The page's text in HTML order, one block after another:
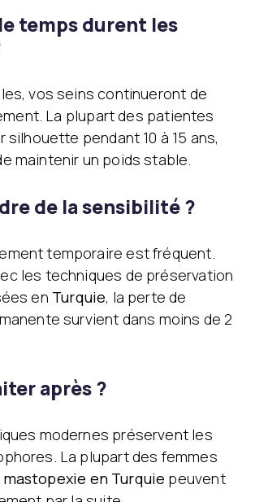
temps durent les
vos seins continueront de
La plupart des patientes
pendant 10 à 15 ans,
maintenir un poids stable.
de la sensibilité ?
temporaire est fréquent.
les techniques de préservation
en Turquie, la perte de
survient dans moins de 2
après ?
modernes préservent les
La plupart des femmes
mastopexie en Turquie peuvent